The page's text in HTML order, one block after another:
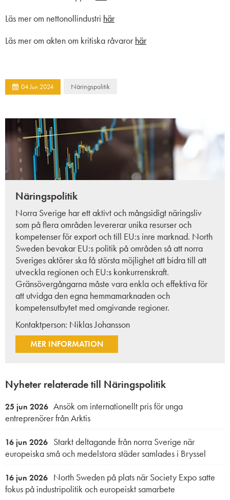
Läs mer om nettonollindustri här
Läs mer om akten om kritiska råvarorhär
04Jun 2024 Näringspolitik
Näringspolitik
Norra Sverige har ett aktivt och mångsidigt näringsliv
som på flera områden levererar unika resurser och
kompetenser för export och till EU:s inre marknad. North
Sweden bevakar EU:s politik på områden så att norra
Sveriges aktörer ska få största möjlighet att bidra till att
utveckla regionen och EU:s konkurrenskraft.
Gränsövergångarna måste vara enkla och effektiva för
att utvidga den egna hemmamarknaden och
kompetensutbytet med omgivande regioner.
Kontaktperson: Niklas Johansson
MER INFORMATION
Nyheter relaterade till Näringspolitik
25 jun 2026 Ansök om internationellt pris för unga
entreprenörer från Arktis
16 jun 2026 Starkt deltagande från norra Sverige när
europeiska små och medelstora städer samlades i Bryssel
16 jun 2026 North Sweden på plats när Society Expo satte
fokus på industripolitik och europeiskt samarbete